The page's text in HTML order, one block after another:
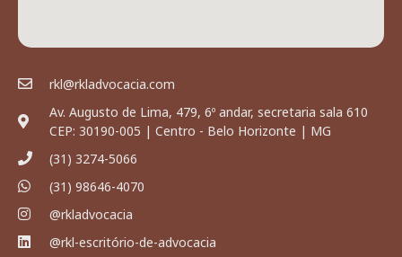
rkl@rkladvocacia.com
Av. Augusto de Lima, 479, 6º andar, secretaria sala 610
CEP: 30190-005 | Centro - Belo Horizonte | MG
(31) 3274-5066
(31) 98646-4070
@rkladvocacia
@rkl-escritório-de-advocacia